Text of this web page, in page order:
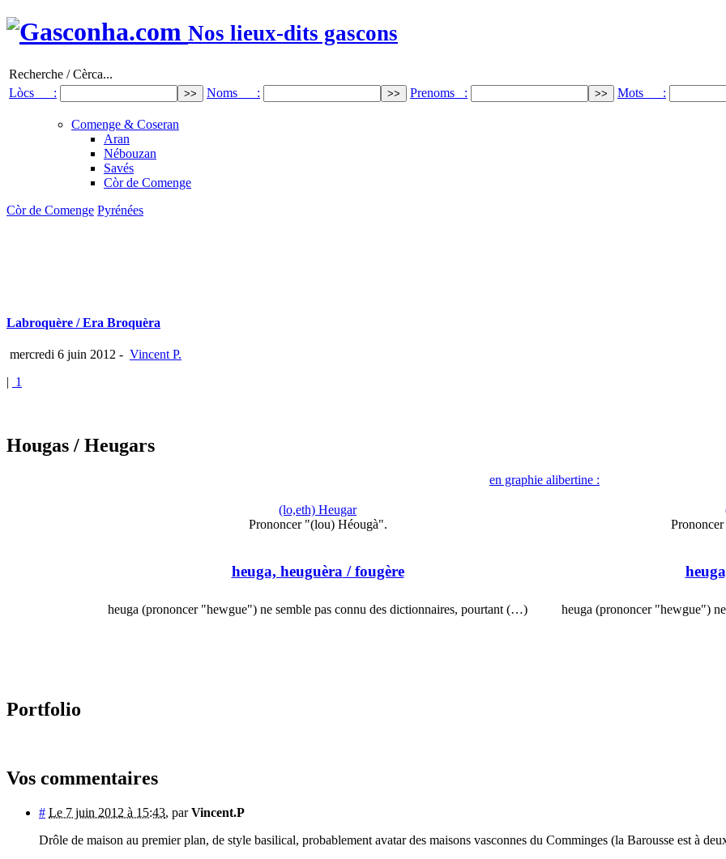
Nos lieux-dits gascons
Recherche / Cèrca...
Lòcs :
Noms : Prenoms : Mots :
Comenge & Coseran
Aran
Nébouzan
Savés
Còr de Comenge
Còr de Comenge Pyrénées
Labroquère / Era Broquèra
mercredi 6 juin 2012 - Vincent P.
| 1
Hougas / Heugars
en graphie alibertine :
(lo,eth) Heugar
Prononcer "(lou) Héougà".
heuga, heuguèra / fougère
heuga (prononcer "hewgue") ne semble pas connu des dictionnaires, pourtant (…) heuga (prononcer "hewgue")
Portfolio
Vos commentaires
# Le 7 juin 2012 à 15:43, parVincent.P
Drôle de maison au premier plan, de style basilical, probablement avatar des maisons vasconnes du Comminges (la Barousse est à